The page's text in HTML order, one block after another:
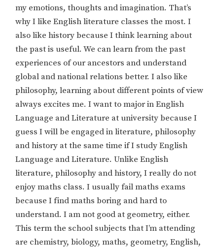
my emotions, thoughts and imagination. That’s
why I like English literature classes the most. I
also like history because I think learning about
the past is useful. We can learn from the past
experiences of our ancestors and understand
global and national relations better. I also like
philosophy, learning about different points of view
always excites me. I want to major in English
Language and Literature at university because I
guess I will be engaged in literature, philosophy
and history at the same time if I study English
Language and Literature. Unlike English
literature, philosophy and history, I really do not
enjoy maths class. I usually fail maths exams
because I find maths boring and hard to
understand. I am not good at geometry, either.
This term the school subjects that I’m attending
are chemistry, biology, maths, geometry, English,